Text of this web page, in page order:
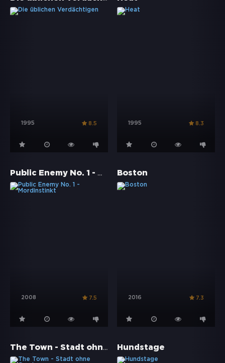
1995 8.5 1995 8.3
Public Enemy No. 1 - Mordinstinkt
2008 7.5
Boston
2016 7.3
The Town - Stadt ohne Gnade Hundstage